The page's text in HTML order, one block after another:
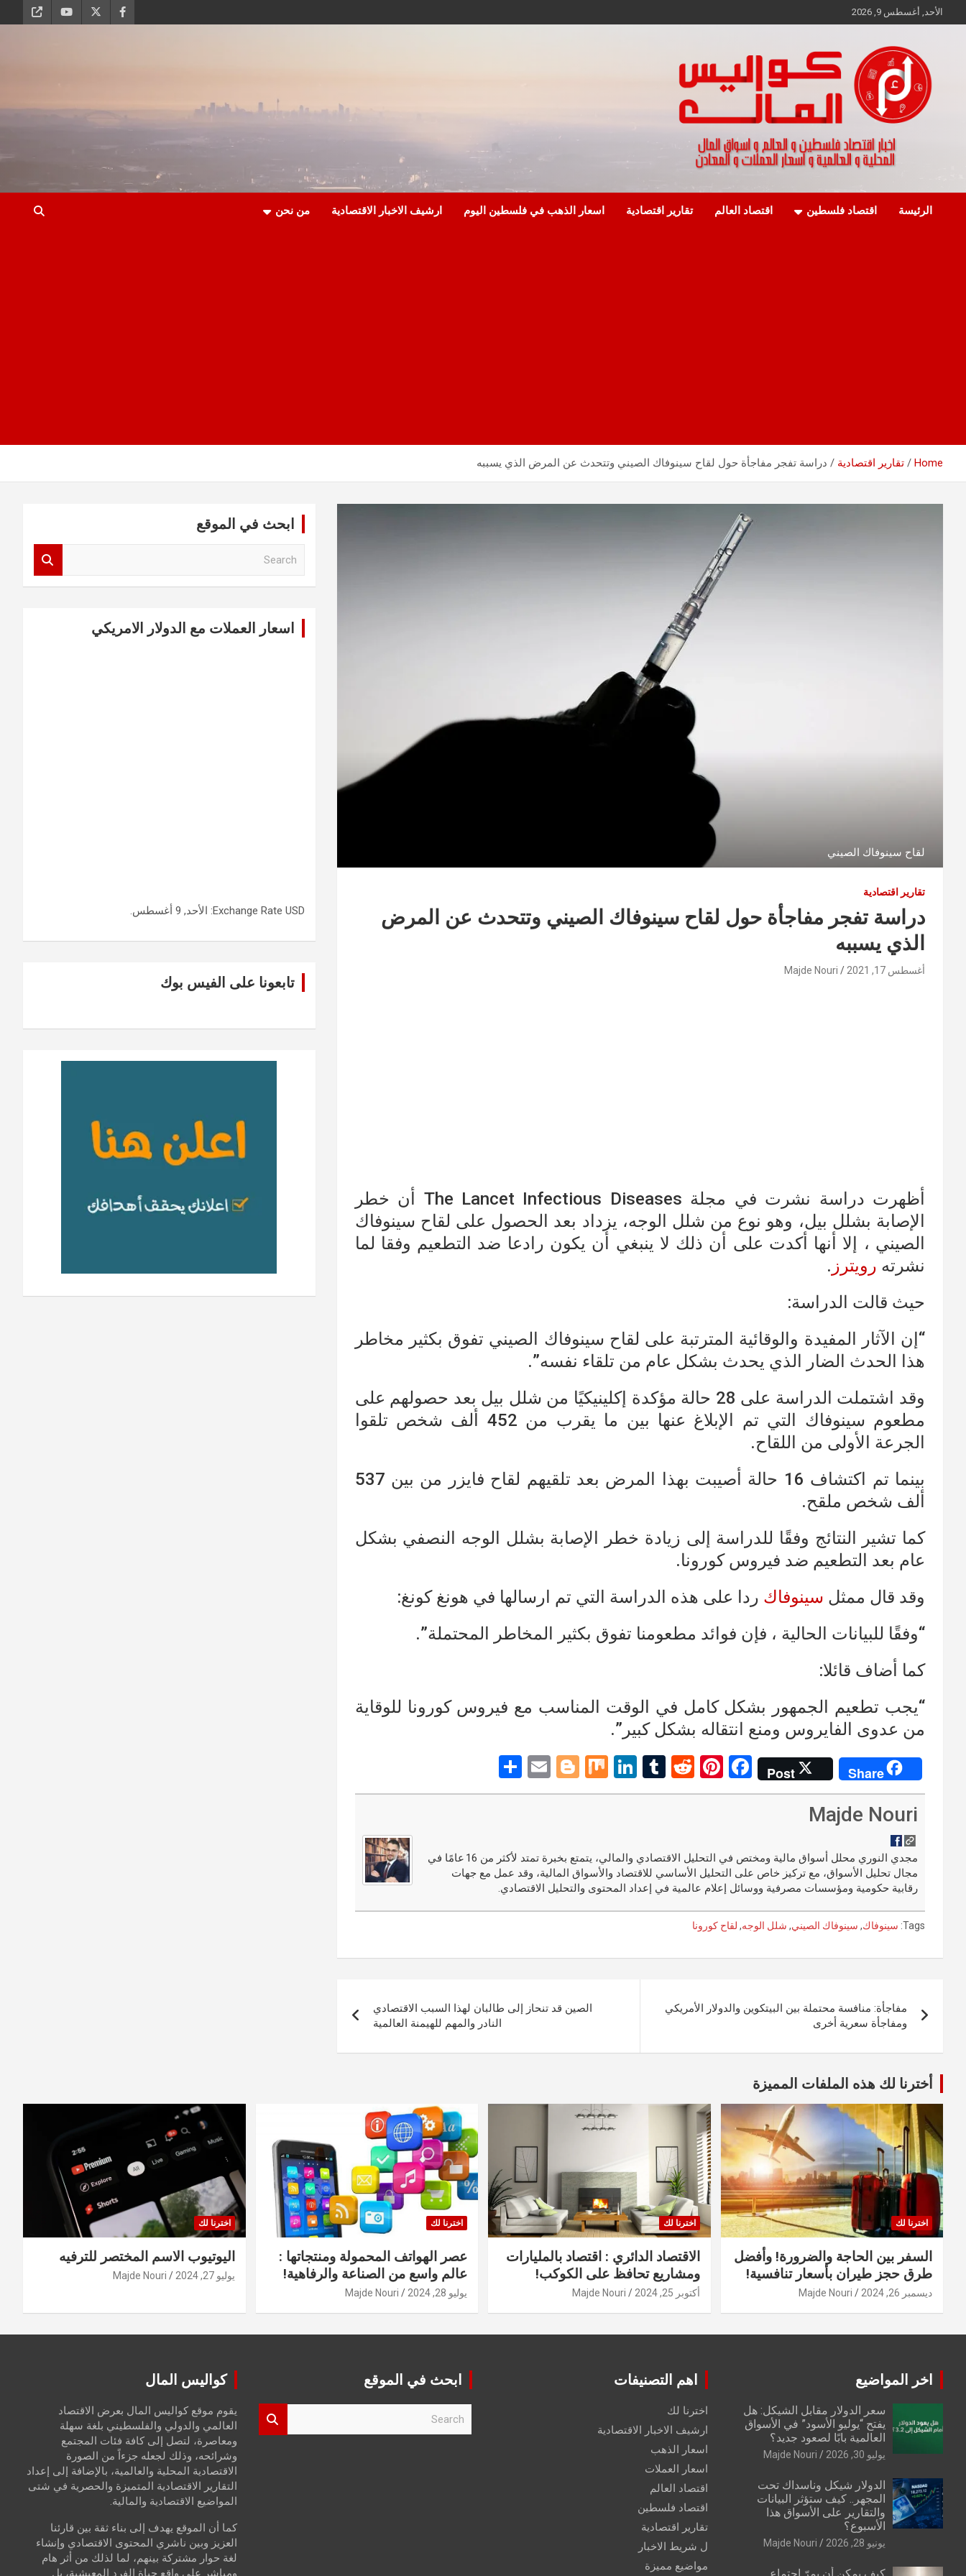
to
الأحد, أغسطس 9, 2026
كواليس المال
الرئيسة اقتصاد فلسطين اقتصاد العالم تقارير اقتصادية اسعار الذهب في فلسطين اليوم ارشيف الاخبار الاقتصادية من نحن
Home تقارير اقتصادية دراسة تفجر مفاجأة حول لقاح سينوفاك الصيني وتتحدث عن المرض الذي يسببه
لقاح سينوفاك الصيني
تقارير اقتصادية
دراسة تفجر مفاجأة حول لقاح سينوفاك الصيني وتتحدث عن المرض
الذي يسببه
أغسطس 17, 2021 Majde Nouri
أظهرت دراسة نشرت في مجلة The Lancet Infectious Diseases أن خطر
الإصابة بشلل بيل، وهو نوع من شلل الوجه، يزداد بعد الحصول على لقاح سينوفاك
الصيني ، إلا أنها أكدت على أن ذلك لا ينبغي أن يكون رادعا ضد التطعيم وفقا لما
نشرته رويترز .
حيث قالت الدراسة:
“إن الآثار المفيدة والوقائية المترتبة على لقاح سينوفاك الصيني تفوق بكثير مخاطر
هذا الحدث الضار الذي يحدث بشكل عام من تلقاء نفسه”.
وقد اشتملت الدراسة على 28 حالة مؤكدة إكلينيكيًا من شلل بيل بعد حصولهم على
مطعوم سينوفاك التي تم الإبلاغ عنها بين ما يقرب من 452 ألف شخص تلقوا
الجرعة الأولى من اللقاح.
بينما تم اكتشاف 16 حالة أصيبت بهذا المرض بعد تلقيهم لقاح فايزر من بين 537
ألف شخص ملقح.
كما تشير النتائج وفقًا للدراسة إلى زيادة خطر الإصابة بشلل الوجه النصفي بشكل
عام بعد التطعيم ضد فيروس كورونا.
وقد قال ممثل سينوفاك ردا على هذه الدراسة التي تم ارسالها في هونغ كونغ:
“وفقًا للبيانات الحالية ، فإن فوائد مطعومنا تفوق بكثير المخاطر المحتملة”.
كما أضاف قائلا:
“يجب تطعيم الجمهور بشكل كامل في الوقت المناسب مع فيروس كورونا للوقاية
من عدوى الفايروس ومنع انتقاله بشكل كبير”.
Share
Post
F
a
o
o
k
Pi
nt
t
R
e
t
T
u
r
Li
n
n
M
ix
Bl
o
er
E
m
h
Majde Nouri
مجدي النوري محلل أسواق مالية ومختص في التحليل الاقتصادي والمالي، يتمتع بخبرة تمتد لأكثر من 16 عامًا في
مجال تحليل الأسواق، مع تركيز خاص على التحليل الأساسي للاقتصاد والأسواق المالية، وقد عمل مع جهات
رقابية حكومية ومؤسسات مصرفية ووسائل إعلام عالمية في إعداد المحتوى والتحليل الاقتصادي.
Tags: سينوفاك, سينوفاك الصيني, شلل الوجه, لقاح كورونا
المقالات
مفاجأة: منافسة محتملة بين البيتكوين والدولار الأمريكي
ومفاجأة سعرية أخرى
الصين قد تنحاز إلى طالبان لهذا السبب الاقتصادي
النادر والمهم للهيمنة العالمية
ابحث في الموقع
اسعار العملات مع الدولار الامريكي
Exchange Rate USD : الأحد, 9 أغسطس.
تابعونا على الفيس بوك
أخترنا لك هذه الملفات المميزة
اخترنا لك
السفر بين الحاجة والضرورة! وأفضل
طرق حجز طيران بأسعار تنافسية!
ديسمبر 26, 2024 Majde Nouri
اخترنا لك
الاقتصاد الدائري : اقتصاد بالمليارات
ومشاريع تحافظ على الكوكب!
أكتوبر 25, 2024 Majde Nouri
اخترنا لك
عصر الهواتف المحمولة ومنتجاتها :
عالم واسع من الصناعة والرفاهية!
يوليو 28, 2024 Majde Nouri
اخترنا لك
اليوتيوب الاسم المختصر للترفيه
يوليو 27, 2024 Majde Nouri
اخر المواضيع
سعر الدولار مقابل الشيكل: هل
يفتح “يوليو الأسود” في الأسواق
العالمية بابًا لصعود جديد؟
يوليو 30, 2026 Majde Nouri
الدولار شيكل وناسداك تحت
المجهر.. كيف ستؤثر البيانات
والتقارير على الأسواق هذا
الأسبوع؟
يونيو 28, 2026 Majde Nouri
اهم التصنيفات
اخترنا لك
ارشيف الاخبار الاقتصادية
اسعار الذهب
اسعار العملات
اقتصاد العالم
اقتصاد فلسطين
تقارير اقتصادية
ل شريط الاخبار
مواضيع مميزة
ابحث في الموقع كواليس المال
يقوم موقع كواليس المال بعرض الاقتصاد
العالمي والدولي والفلسطيني بلغة سهلة
ومعاصرة، لتصل إلى كافة فئات المجتمع
وشرائحه، وذلك لجعله جزءاً من الصورة
الاقتصادية المحلية والعالمية، بالإضافة إلى إعداد
التقارير الاقتصادية المتميزة والحصرية في شتى
المواضيع الاقتصادية والمالية.
كما أن الموقع يهدف إلى بناء ثقة بين قارئنا
العزيز وبين ناشري المحتوى الاقتصادي وإنشاء
لغة حوار مشتركة بينهم، لما لذلك من أثر هام
ومباشر على واقع حياة الفرد المعيشية، بل